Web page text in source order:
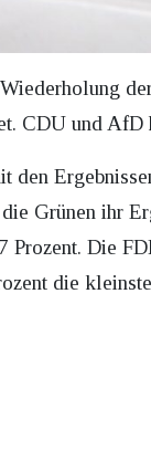
CDU und AfD
den
Grünen ihr
Prozent. Die
die